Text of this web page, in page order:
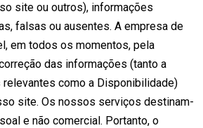
site ou outros), informações
falsas ou ausentes. A empresa de
em todos os momentos, pela
das informações (tanto a
como a Disponibilidade)
site. Os nossos serviços destinam-
e não comercial. Portanto, o